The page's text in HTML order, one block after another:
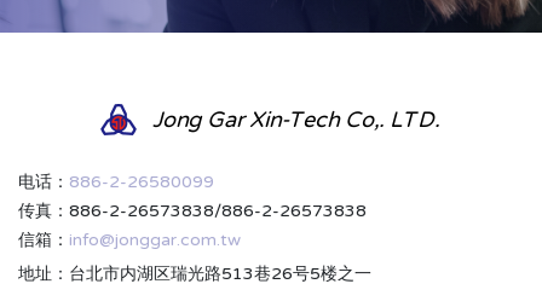
Jong Gar Xin-Tech Co,. LTD.
电话： 886-2-26580099
传真：886-2-26573838/886-2-26573838
信箱： info@jonggar.com.tw
地址：台北市内湖区瑞光路513巷26号5楼之一